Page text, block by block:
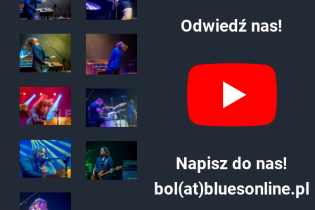
Odwiedź nas!
Napisz do nas!
bol(at)bluesonline.pl